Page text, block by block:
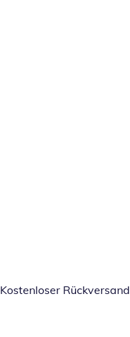
Kostenloser Rückversand